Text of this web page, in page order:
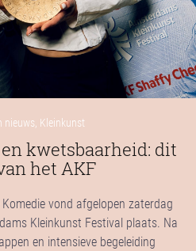
nieuws, Kleinkunst
kwetsbaarheid: dit
het AKF
vond afgelopen zaterdag
Kleinkunst Festival plaats. Na
en intensieve begeleiding